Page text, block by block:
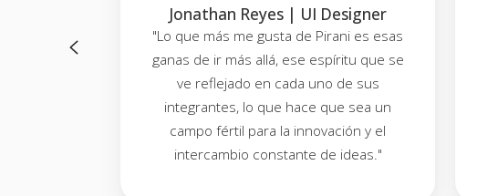
Jonathan Reyes | UI Designer
"Lo que más me gusta de Pirani es esas
ganas de ir más allá, ese espíritu que se
ve reflejado en cada uno de sus
integrantes, lo que hace que sea un
campo fértil para la innovación y el
intercambio constante de ideas."